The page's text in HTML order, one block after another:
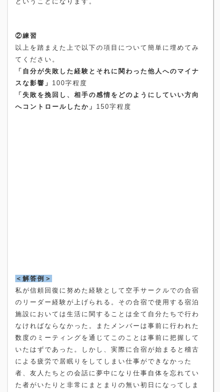
②練習
以上を踏まえた上で以下の項目について簡単に埋めてみ
てください。
「自分が失敗した経験とそれに関わった他人へのマイナ
スな影響」 100字程度
「失敗を挽回し、相手の感情をどのようにしていい方向
へコントロールしたか」 150字程度
＜解答例＞
私が信頼回復に努めた経験として空手サークルでの合宿
のリーダー経験が上げられる。その合宿で使用する宿泊
施設においては生活に関することは全て自分たちで行わ
なければならなかった。またメンバーは事前に行われた
数度のミーティングを通じてこのことは事前に把握して
いたはずであった。しかし、実際に合宿が始まると稽古
による疲労で居眠りをしてしまい仕事ができなかった
者、友人たちとの会話に夢中になり仕事自体を忘れてい
た者がいたりと非常にまとまりの無い初日になってしま